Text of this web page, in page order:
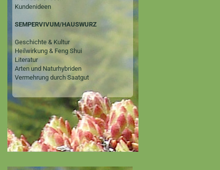
Kundenideen
SEMPERVIVUM/HAUSWURZ
Geschichte & Kultur
Heilwirkung & Feng Shui
Literatur
Arten und Naturhybriden
Vermehrung durch Saatgut